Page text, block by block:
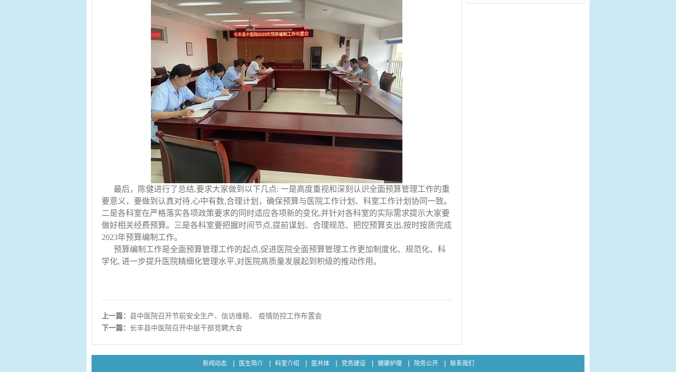
患者单病种平均费用（见附件2）2.4 基
子邵某洋，家住长丰县罗塘乡邵集村，
最后，陈健进行了总结,要求大家做到以下几点: 一是高度重视和深刻认识全面预算管理工作的重
要意义，要做到认真对待,心中有数,合理计划，确保预算与医院工作计划、科室工作计划协同一致。
二是各科室在严格落实各项政策要求的同时适应各项新的变化,并针对各科室的实际需求提示大家要
做好相关经费预算。三是各科室要把握时间节点,提前谋划、合理规范、把控预算支出,按时按质完成
2023年预算编制工作。
预算编制工作是全面预算管理工作的起点,促进医院全面预算管理工作更加制度化、规范化、科
学化, 进一步提升医院精细化管理水平,对医院高质量发展起到积级的推动作用。
上一篇： 县中医院召开节前安全生产、信访维稳、 疫情防控工作布置会
下一篇： 长丰县中医院召开中层干部竞聘大会
新闻动态 医生简介 科室介绍 医共体 党务建设 健康护理 院务公开 联系我们